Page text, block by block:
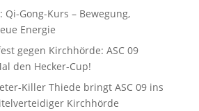
Qi-Gong-Kurs – Bewegung,
Energie
gegen Kirchhörde: ASC 09
den Hecker-Cup!
Killer Thiede bringt ASC 09 ins
Kirchhörde